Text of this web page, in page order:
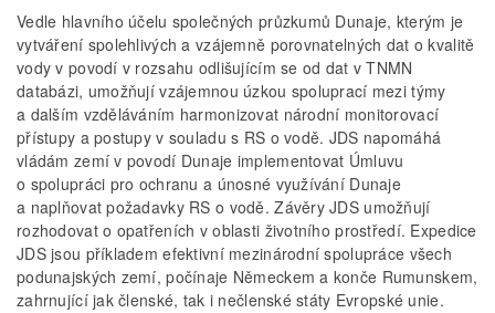
Vedle hlavního účelu společných průzkumů Dunaje, kterým je
vytváření spolehlivých a vzájemně porovnatelných dat o kvalitě
vody v povodí v rozsahu odlišujícím se od dat v TNMN
databázi, umožňují vzájemnou úzkou spoluprací mezi týmy
a dalším vzděláváním harmonizovat národní monitorovací
přístupy a postupy v souladu s RS o vodě. JDS napomáhá
vládám zemí v povodí Dunaje implementovat Úmluvu
o spolupráci pro ochranu a únosné využívání Dunaje
a naplňovat požadavky RS o vodě. Závěry JDS umožňují
rozhodovat o opatřeních v oblasti životního prostředí. Expedice
JDS jsou příkladem efektivní mezinárodní spolupráce všech
podunajských zemí, počínaje Německem a konče Rumunskem,
zahrnující jak členské, tak i nečlenské státy Evropské unie.